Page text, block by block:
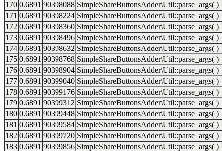
170 0.6891 90398088 SimpleShareButtonsAdder\Util::parse_args( )
171 0.6891 90398224 SimpleShareButtonsAdder\Util::parse_args( )
172 0.6891 90398360 SimpleShareButtonsAdder\Util::parse_args( )
173 0.6891 90398496 SimpleShareButtonsAdder\Util::parse_args( )
174 0.6891 90398632 SimpleShareButtonsAdder\Util::parse_args( )
175 0.6891 90398768 SimpleShareButtonsAdder\Util::parse_args( )
176 0.6891 90398904 SimpleShareButtonsAdder\Util::parse_args( )
177 0.6891 90399040 SimpleShareButtonsAdder\Util::parse_args( )
178 0.6891 90399176 SimpleShareButtonsAdder\Util::parse_args( )
179 0.6891 90399312 SimpleShareButtonsAdder\Util::parse_args( )
180 0.6891 90399448 SimpleShareButtonsAdder\Util::parse_args( )
181 0.6891 90399584 SimpleShareButtonsAdder\Util::parse_args( )
182 0.6891 90399720 SimpleShareButtonsAdder\Util::parse_args( )
183 0.6891 90399856 SimpleShareButtonsAdder\Util::parse_args( )